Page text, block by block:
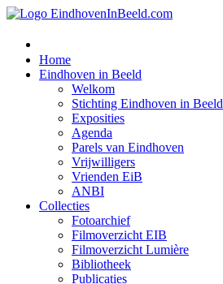
Home
Eindhoven in Beeld
Welkom
Stichting Eindhoven in Beeld
Exposities
Agenda
Parels van Eindhoven
Vrijwilligers
Vrienden EiB
ANBI
Collecties
Fotoarchief
Filmoverzicht EIB
Filmoverzicht Lumière
Bibliotheek
Publicaties